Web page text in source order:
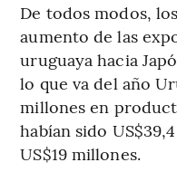
De todos modos,
aumento de las
uruguaya hacia
lo que va del año
millones en
habían sido
US$19 millones.